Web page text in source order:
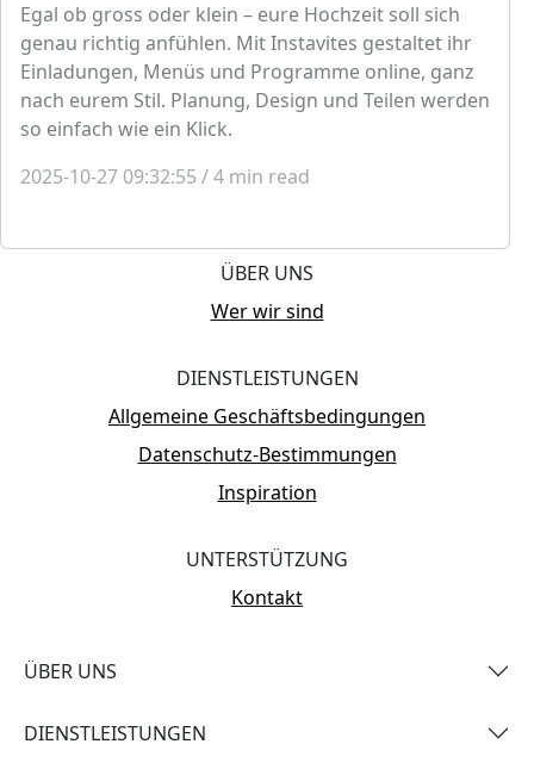
Egal ob gross oder klein – eure Hochzeit soll sich
genau richtig anfühlen. Mit Instavites gestaltet ihr
Einladungen, Menüs und Programme online, ganz
nach eurem Stil. Planung, Design und Teilen werden
so einfach wie ein Klick.
2025-10-27 09:32:55 /4 min read
ÜBER UNS
Wer wir sind
DIENSTLEISTUNGEN
Allgemeine Geschäftsbedingungen
Datenschutz-Bestimmungen
Inspiration
UNTERSTÜTZUNG
Kontakt
ÜBER UNS
DIENSTLEISTUNGEN